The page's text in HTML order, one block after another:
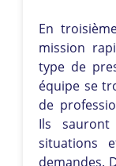
En
mission
type de
équipe se
de
Ils
situations
demandes.